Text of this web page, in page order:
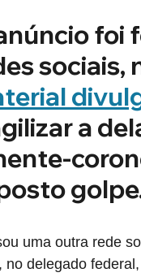
foi
sociais,
a
uma outra rede
no delegado